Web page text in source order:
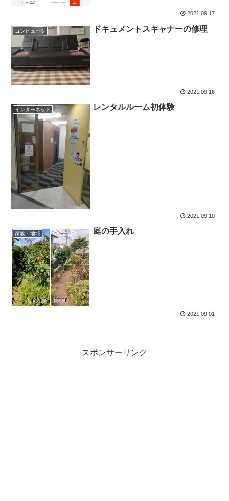
2021.09.17
コンピュータ ドキュメントスキャナーの修理
2021.09.16
インターネット レンタルルーム初体験
2021.09.10
家族・地域 庭の手入れ
2021.09.01
スポンサーリンク